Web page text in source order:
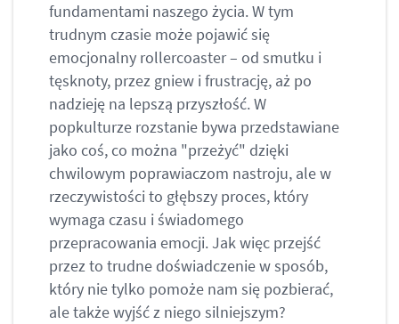
fundamentami naszego życia. W tym
trudnym czasie może pojawić się
emocjonalny rollercoaster – od smutku i
tęsknoty, przez gniew i frustrację, aż po
nadzieję na lepszą przyszłość. W
popkulturze rozstanie bywa przedstawiane
jako coś, co można "przeżyć" dzięki
chwilowym poprawiaczom nastroju, ale w
rzeczywistości to głębszy proces, który
wymaga czasu i świadomego
przepracowania emocji. Jak więc przejść
przez to trudne doświadczenie w sposób,
który nie tylko pomoże nam się pozbierać,
ale także wyjść z niego silniejszym?